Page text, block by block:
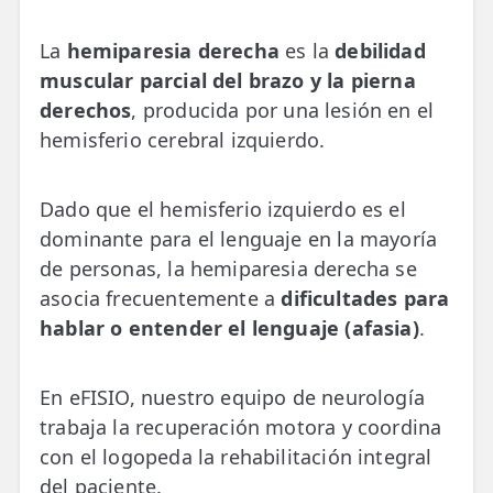
😓 Síntomas
📅 Pedir Cita
🏢 Empresas
UBICACIONES
🔍 Buscador Clínicas
📍 Barrio del Pilar
📍 Barrio Salamanca
📍 Carabanchel - Usera
La hemiparesia derecha es ladebilidad
muscular parcial del brazo y la pierna
derechos, producida por una lesión en el
hemisferio cerebral izquierdo.
Dado que el hemisferio izquierdo es el
dominante para el lenguaje en la mayoría
de personas, la hemiparesia derecha se
asocia frecuentemente adificultades para
hablar o entender el lenguaje (afasia).
En eFISIO, nuestro equipo de neurología
trabaja la recuperación motora y coordina
con el logopeda la rehabilitación integral
del paciente.